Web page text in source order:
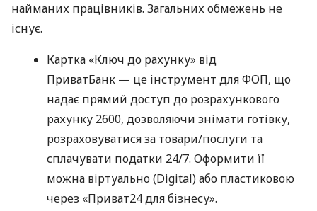
найманих працівників. Загальних обмежень не
існує.
Картка «Ключ до рахунку» від
ПриватБанк — це інструмент для ФОП, що
надає прямий доступ до розрахункового
рахунку 2600, дозволяючи знімати готівку,
розраховуватися за товари/послуги та
сплачувати податки 24/7. Оформити її
можна віртуально (Digital) або пластиковою
через «Приват24 для бізнесу».